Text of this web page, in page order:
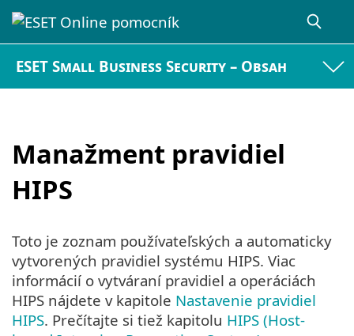
ESET Small Business Security – Obsah
Manažment pravidiel
HIPS
Toto je zoznam používateľských a automaticky
vytvorených pravidiel systému HIPS. Viac
informácií o vytváraní pravidiel a operáciách
HIPS nájdete v kapitole Nastavenie pravidiel
HIPS. Prečítajte si tiež kapitolu HIPS (Host-